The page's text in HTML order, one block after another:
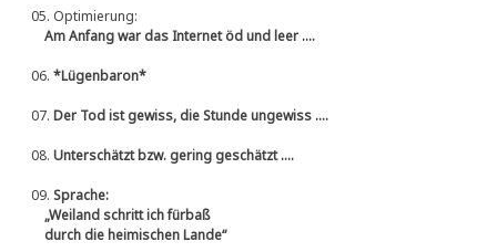
05. Optimierung:
Am Anfang war das Internet öd und leer ....
06.*Lügenbaron*
07.Der Tod ist gewiss, die Stunde ungewiss ....
08.Unterschätzt bzw. gering geschätzt ....
09.Sprache:
„Weiland schritt ich fürbaß
durch die heimischen Lande“